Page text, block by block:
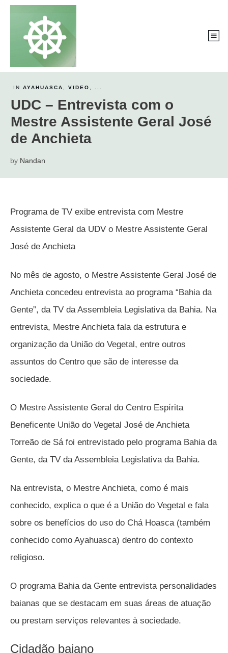
IN AYAHUASCA VIDEO
UDC – Entrevista com o
Mestre Assistente Geral José
de Anchieta
by Nandan
Programa de TV exibe entrevista com Mestre
Assistente Geral da UDV o Mestre Assistente Geral
José de Anchieta
No mês de agosto, o Mestre Assistente Geral José de
Anchieta concedeu entrevista ao programa “Bahia da
Gente”, da TV da Assembleia Legislativa da Bahia. Na
entrevista, Mestre Anchieta fala da estrutura e
organização da União do Vegetal, entre outros
assuntos do Centro que são de interesse da
sociedade.
O Mestre Assistente Geral do Centro Espírita
Beneficente União do Vegetal José de Anchieta
Torreão de Sá foi entrevistado pelo programa Bahia da
Gente, da TV da Assembleia Legislativa da Bahia.
Na entrevista, o Mestre Anchieta, como é mais
conhecido, explica o que é a União do Vegetal e fala
sobre os benefícios do uso do Chá Hoasca (também
conhecido como Ayahuasca) dentro do contexto
religioso.
O programa Bahia da Gente entrevista personalidades
baianas que se destacam em suas áreas de atuação
ou prestam serviços relevantes à sociedade.
Cidadão baiano